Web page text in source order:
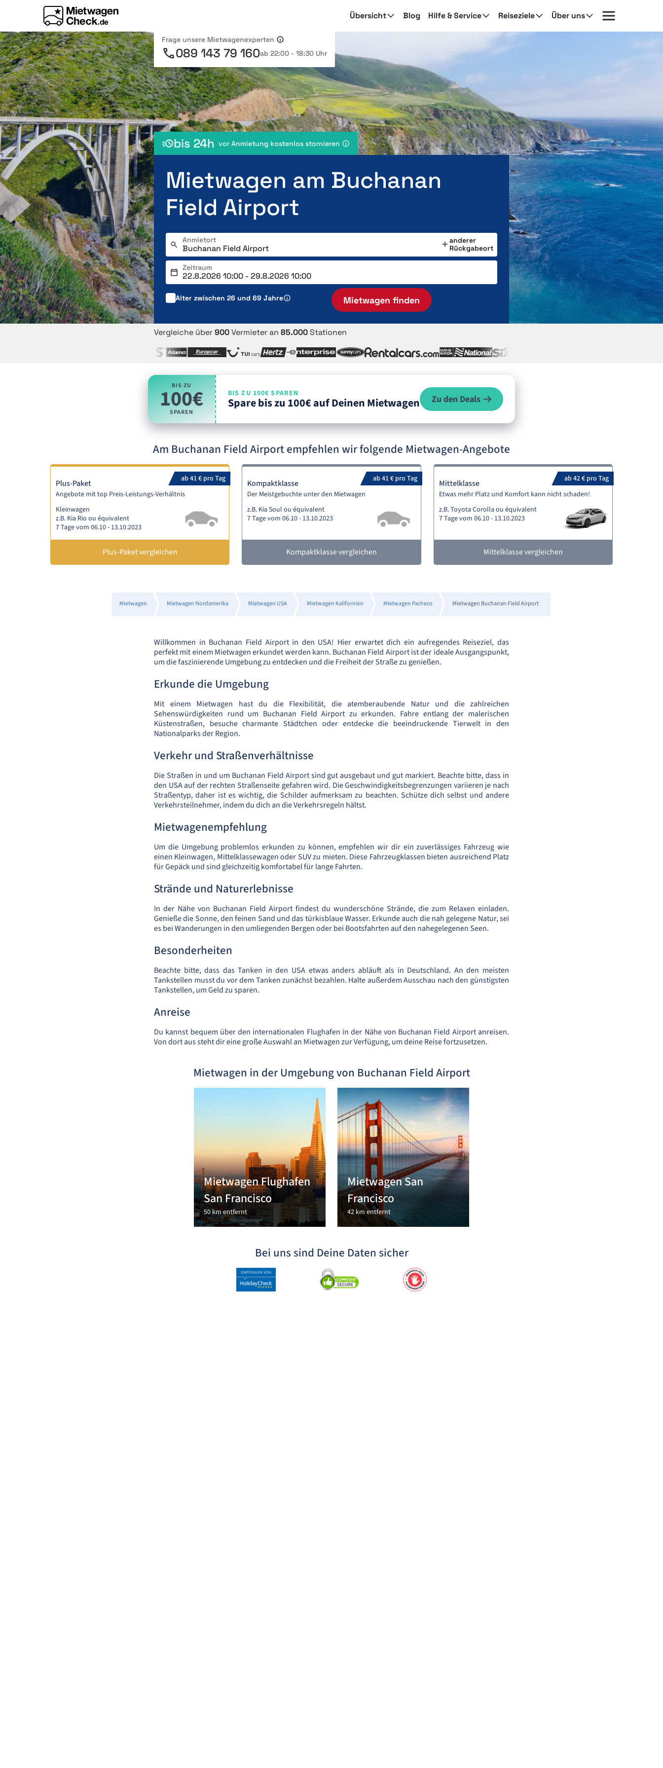
Übersicht Blog Hilfe & Service Reiseziele Über uns
Frage unsere Mietwagenexperten
089 143 79 160ab 22:00 - 18:30 Uhr
bis 24h vor Anmietung kostenlos stornieren
Mietwagen am Buchanan
Field Airport
Anmietort
anderer
Rückgabeort
Zeitraum
Alter zwischen 26 und 69 Jahre Mietwagen finden
Vergleiche über900Vermieter an 85.000Stationen
BIS ZU
100€
SPAREN
BIS ZU 100€ SPAREN
Spare bis zu 100€ auf Deinen Mietwagen Zu den Deals
Am Buchanan Field Airport empfehlen wir folgende Mietwagen-Angebote
ab 41 € pro Tag
Plus-Paket
Angebote mit top Preis-Leistungs-Verhältnis
Kleinwagen
z.B. Kia Rio ou équivalent
7 Tage vom 06.10 - 13.10.2023
Plus-Paket vergleichen
ab 41 € pro Tag
Kompaktklasse
Der Meistgebuchte unter den Mietwagen
z.B. Kia Soul ou équivalent
7 Tage vom 06.10 - 13.10.2023
Kompaktklasse vergleichen
ab 42 € pro Tag
Mittelklasse
Etwas mehr Platz und Komfort kann nicht schaden!
z.B. Toyota Corolla ou équivalent
7 Tage vom 06.10 - 13.10.2023
Mittelklasse vergleichen
Mietwagen Mietwagen Nordamerika Mietwagen USA Mietwagen Kalifornien Mietwagen Pacheco Mietwagen Buchanan Field Airport
Willkommen in Buchanan Field Airport in den USA! Hier erwartet dich ein aufregendes Reiseziel, das
perfekt mit einem Mietwagen erkundet werden kann. Buchanan Field Airport ist der ideale Ausgangspunkt,
um die faszinierende Umgebung zu entdecken und die Freiheit der Straße zu genießen.
Erkunde die Umgebung
Mit einem Mietwagen hast du die Flexibilität, die atemberaubende Natur und die zahlreichen
Sehenswürdigkeiten rund um Buchanan Field Airport zu erkunden. Fahre entlang der malerischen
Küstenstraßen, besuche charmante Städtchen oder entdecke die beeindruckende Tierwelt in den
Nationalparks der Region.
Verkehr und Straßenverhältnisse
Die Straßen in und um Buchanan Field Airport sind gut ausgebaut und gut markiert. Beachte bitte, dass in
den USA auf der rechten Straßenseite gefahren wird. Die Geschwindigkeitsbegrenzungen variieren je nach
Straßentyp, daher ist es wichtig, die Schilder aufmerksam zu beachten. Schütze dich selbst und andere
Verkehrsteilnehmer, indem du dich an die Verkehrsregeln hältst.
Mietwagenempfehlung
Um die Umgebung problemlos erkunden zu können, empfehlen wir dir ein zuverlässiges Fahrzeug wie
einen Kleinwagen, Mittelklassewagen oder SUV zu mieten. Diese Fahrzeugklassen bieten ausreichend Platz
für Gepäck und sind gleichzeitig komfortabel für lange Fahrten.
Strände und Naturerlebnisse
In der Nähe von Buchanan Field Airport findest du wunderschöne Strände, die zum Relaxen einladen.
Genieße die Sonne, den feinen Sand und das türkisblaue Wasser. Erkunde auch die nah gelegene Natur, sei
es bei Wanderungen in den umliegenden Bergen oder bei Bootsfahrten auf den nahegelegenen Seen.
Besonderheiten
Beachte bitte, dass das Tanken in den USA etwas anders abläuft als in Deutschland. An den meisten
Tankstellen musst du vor dem Tanken zunächst bezahlen. Halte außerdem Ausschau nach den günstigsten
Tankstellen, um Geld zu sparen.
Anreise
Du kannst bequem über den internationalen Flughafen in der Nähe von Buchanan Field Airport anreisen.
Von dort aus steht dir eine große Auswahl an Mietwagen zur Verfügung, um deine Reise fortzusetzen.
Mietwagen in der Umgebung von Buchanan Field Airport
Mietwagen Flughafen
San Francisco
50 km entfernt
Mietwagen San
Francisco
42 km entfernt
Bei uns sind Deine Daten sicher